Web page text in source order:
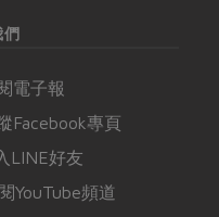
們
電子報
Facebook專頁
LINE好友
YouTube頻道